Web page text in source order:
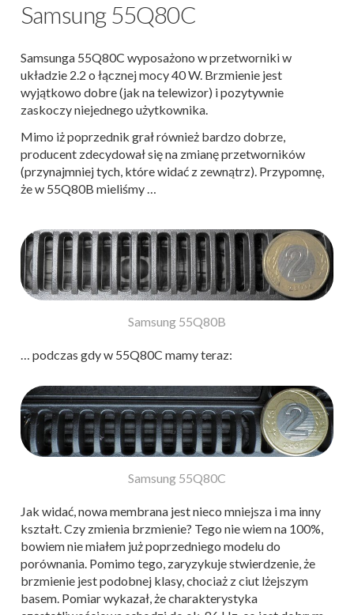
Samsung 55Q80C
Samsunga 55Q80C wyposażono w przetworniki w
układzie 2.2 o łącznej mocy 40 W. Brzmienie jest
wyjątkowo dobre (jak na telewizor) i pozytywnie
zaskoczy niejednego użytkownika.
Mimo iż poprzednik grał również bardzo dobrze,
producent zdecydował się na zmianę przetworników
(przynajmniej tych, które widać z zewnątrz). Przypomnę,
że w 55Q80B mieliśmy …
Samsung 55Q80B
… podczas gdy w 55Q80C mamy teraz:
Samsung 55Q80C
Jak widać, nowa membrana jest nieco mniejsza i ma inny
kształt. Czy zmienia brzmienie? Tego nie wiem na 100%,
bowiem nie miałem już poprzedniego modelu do
porównania. Pomimo tego, zaryzykuje stwierdzenie, że
brzmienie jest podobnej klasy, chociaż z ciut lżejszym
basem. Pomiar wykazał, że charakterystyka